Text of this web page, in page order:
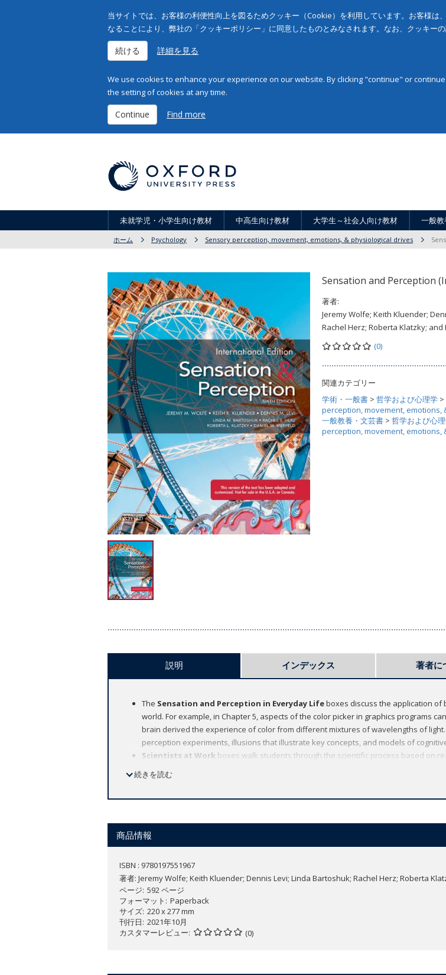
当サイトでは、お客様の利便性向上を図るためクッキー（Cookie）を利用しています。お客様
なることにより、弊社の「クッキーポリシー」に同意したものとみなされます。なお、クッキーの
続ける 詳細を見る
We use cookies to enhance your experience on our website. By clicking "continue" or
the setting of cookies at any time.
Continue Find more
未就学児・小学生向け教材 中高生向け教材 大学生～社会人向け教材 一般
ホーム Psychology Sensory perception, movement, emotions, & physiological drives
Sensation and Perception
著者:
Jeremy Wolfe; Keith Kluender;
Rachel Herz; Roberta Klatzky;
(0)
関連カテゴリー
学術・一般書 > 哲学および心理学 >
perception, movement, emotions,
一般教養・文芸書 > 哲学および心
perception, movement, emotions,
説明 インデックス 著者に
The Sensation and Perception in Everyday Lifeboxes discuss the application of
world. For example, in Chapter 5, aspects of the color picker in graphics programs
brain derived the experience of color from different mixtures of wavelengths of
perception experiments, illusions that illustrate key concepts, and models of
Scientists at Work boxes walk students through the scientific process based on
process behind designing experiments that yield scientific results.
New Multisensory Integration
and the basic neuroscientific underpinnings of that experience. The authors, specialists
続きを読む
商品情報
ISBN : 9780197551967
著者: Jeremy Wolfe; Keith Kluender; Dennis Levi; Linda Bartoshuk; Rachel Herz; Roberta
ページ 592 ページ
フォーマット
Paperback
サイズ 220 x 277 mm
刊行日 2021年10月
カスタマーレビュー
(0)